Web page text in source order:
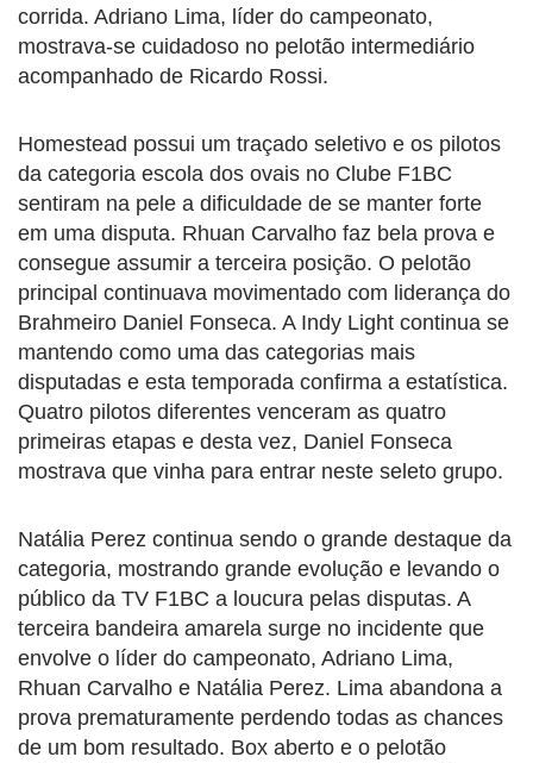
corrida. Adriano Lima, líder do campeonato,
mostrava-se cuidadoso no pelotão intermediário
acompanhado de Ricardo Rossi.
Homestead possui um traçado seletivo e os pilotos
da categoria escola dos ovais no Clube F1BC
sentiram na pele a dificuldade de se manter forte
em uma disputa. Rhuan Carvalho faz bela prova e
consegue assumir a terceira posição. O pelotão
principal continuava movimentado com liderança do
Brahmeiro Daniel Fonseca. A Indy Light continua se
mantendo como uma das categorias mais
disputadas e esta temporada confirma a estatística.
Quatro pilotos diferentes venceram as quatro
primeiras etapas e desta vez, Daniel Fonseca
mostrava que vinha para entrar neste seleto grupo.
Natália Perez continua sendo o grande destaque da
categoria, mostrando grande evolução e levando o
público da TV F1BC a loucura pelas disputas. A
terceira bandeira amarela surge no incidente que
envolve o líder do campeonato, Adriano Lima,
Rhuan Carvalho e Natália Perez. Lima abandona a
prova prematuramente perdendo todas as chances
de um bom resultado. Box aberto e o pelotão